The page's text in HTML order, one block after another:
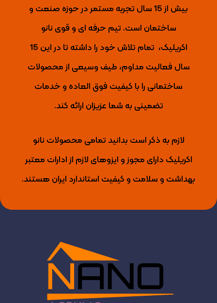
بیش از 15 سال تجربه مستمر در حوزه صنعت و
ساختمان است. تیم حرفه ای و قوی نانو
اکریلیک، تمام تلاش خود را داشته تا
در این 15
سال فعالیت مداوم، طیف وسیعی از محصولات
ساختمانی را با کیفیت فوق العاده و خدمات
تضمینی به شما عزیزان ارائه کند.
لازم به ذکر است بدانید تمامی محصولات نانو
اکریلیک دارای مجوز و ایزوهای لازم از ادارات معتبر
بهداشت و سلامت و کیفیت استاندارد ایران هستند.